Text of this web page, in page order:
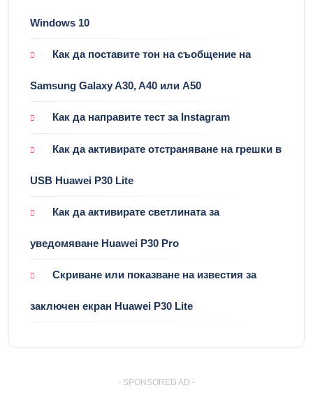
Windows 10
Как да поставите тон на съобщение на
Samsung Galaxy A30, A40 или A50
Как да направите тест за Instagram
Как да активирате отстраняване на грешки в
USB Huawei P30 Lite
Как да активирате светлината за
уведомяване Huawei P30 Pro
Скриване или показване на известия за
заключен екран Huawei P30 Lite
- SPONSORED AD -